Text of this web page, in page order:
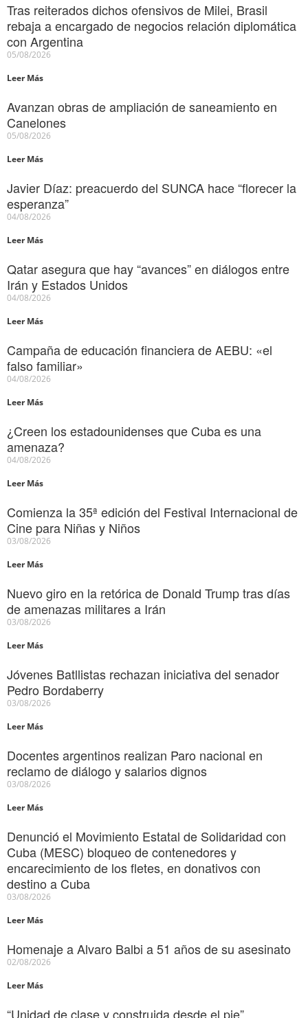
Tras reiterados dichos ofensivos de Milei, Brasil
rebaja a encargado de negocios relación diplomática
con Argentina
05/08/2026
Leer Más
Avanzan obras de ampliación de saneamiento en
Canelones
05/08/2026
Leer Más
Javier Díaz: preacuerdo del SUNCA hace “florecer la
esperanza”
04/08/2026
Leer Más
Qatar asegura que hay “avances” en diálogos entre
Irán y Estados Unidos
04/08/2026
Leer Más
Campaña de educación financiera de AEBU: «el
falso familiar»
04/08/2026
Leer Más
¿Creen los estadounidenses que Cuba es una
amenaza?
04/08/2026
Leer Más
Comienza la 35ª edición del Festival Internacional de
Cine para Niñas y Niños
03/08/2026
Leer Más
Nuevo giro en la retórica de Donald Trump tras días
de amenazas militares a Irán
03/08/2026
Leer Más
Jóvenes Batllistas rechazan iniciativa del senador
Pedro Bordaberry
03/08/2026
Leer Más
Docentes argentinos realizan Paro nacional en
reclamo de diálogo y salarios dignos
03/08/2026
Leer Más
Denunció el Movimiento Estatal de Solidaridad con
Cuba (MESC) bloqueo de contenedores y
encarecimiento de los fletes, en donativos con
destino a Cuba
03/08/2026
Leer Más
Homenaje a Alvaro Balbi a 51 años de su asesinato
02/08/2026
Leer Más
“Unidad de clase y construida desde el pie”